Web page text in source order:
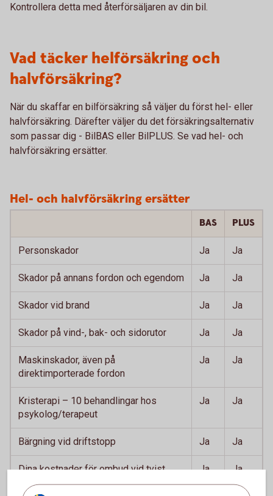
Kontrollera detta med återförsäljaren av din bil.
Vad täcker helförsäkring och
halvförsäkring?
När du skaffar en bilförsäkring så väljer du först hel- eller
halvförsäkring. Därefter väljer du det försäkringsalternativ
som passar dig - BilBAS eller BilPLUS. Se vad hel- och
halvförsäkring ersätter.
Hel- och halvförsäkring ersätter
BAS PLUS
Personskador Ja Ja
Skador på annans fordon och egendom Ja Ja
Skador vid brand Ja Ja
Skador på vind-, bak- och sidorutor Ja Ja
Maskinskador, även på
direktimporterade fordon
Ja Ja
Kristerapi – 10 behandlingar hos
psykolog/terapeut
Ja Ja
Bärgning vid driftstopp Ja Ja
Dina kostnader för ombud vid tvist Ja Ja